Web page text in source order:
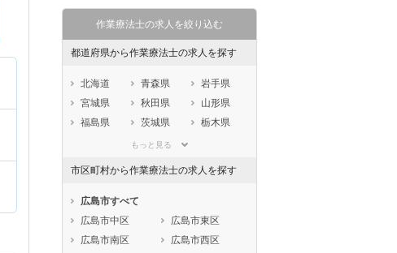
作業療法士の求人を絞り込む
都道府県から作業療法士の求人を探す
北海道 青森県
岩手県
宮城県
秋田県
山形県
福島県
茨城県
栃木県
埼玉県
石川県
静岡県
愛知県
三重県
滋賀県
京都府
大阪府
もっと見る
市区町村から作業療法士の求人を探す
広島市すべて
広島市中区
広島市東区
広島市南区
広島市西区